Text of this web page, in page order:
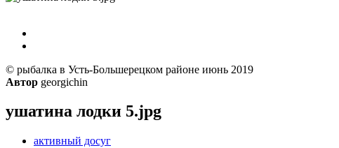
© рыбалка в Усть-Большерецком районе июнь 2019
Автор georgichin
ушатина лодки 5.jpg
активный досуг